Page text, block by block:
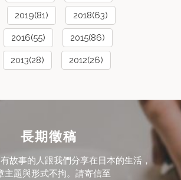
2019(81) 2018(63)
2016(55) 2015(86)
2013(28) 2012(26)
長期徵稿
故事的人跟我們分享在日本的生活，
主題與形式不拘。請寄信至